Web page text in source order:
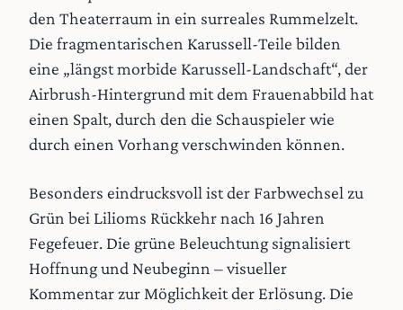
den Theaterraum in ein surreales Rummelzelt.
Die fragmentarischen Karussell-Teile bilden
eine „längst morbide Karussell-Landschaft“, der
Airbrush-Hintergrund mit dem Frauenabbild hat
einen Spalt, durch den die Schauspieler wie
durch einen Vorhang verschwinden können.
Besonders eindrucksvoll ist der Farbwechsel zu
Grün bei Lilioms Rückkehr nach 16 Jahren
Fegefeuer. Die grüne Beleuchtung signalisiert
Hoffnung und Neubeginn – visueller
Kommentar zur Möglichkeit der Erlösung. Die